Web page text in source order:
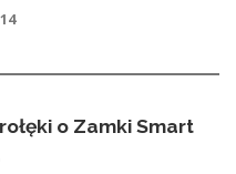
o Zamki Smart